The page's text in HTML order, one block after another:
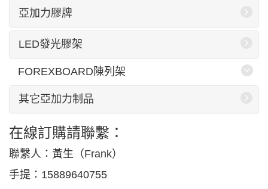
亞加力膠牌
LED發光膠架
FOREXBOARD陳列架
其它亞加力制品
在線訂購請聯繫：
聯繫人：黃生（Frank）
手提：15889640755